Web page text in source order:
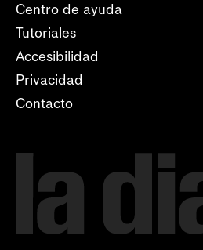
Centro de ayuda
Tutoriales
Accesibilidad
Privacidad
Contacto